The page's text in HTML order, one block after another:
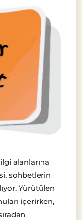
alanlarına
sohbetlerin
Yürütülen
içerirken,